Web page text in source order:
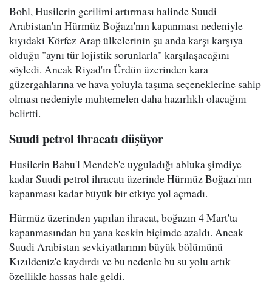
Bohl, Husilerin gerilimi artırması halinde Suudi
Arabistan'ın Hürmüz Boğazı'nın kapanması nedeniyle
kıyıdaki Körfez Arap ülkelerinin şu anda karşı karşıya
olduğu "aynı tür lojistik sorunlarla" karşılaşacağını
söyledi. Ancak Riyad'ın Ürdün üzerinden kara
güzergahlarına ve hava yoluyla taşıma seçeneklerine sahip
olması nedeniyle muhtemelen daha hazırlıklı olacağını
belirtti.
Suudi petrol ihracatı düşüyor
Husilerin Babu'l Mendeb'e uyguladığı abluka şimdiye
kadar Suudi petrol ihracatı üzerinde Hürmüz Boğazı'nın
kapanması kadar büyük bir etkiye yol açmadı.
Hürmüz üzerinden yapılan ihracat, boğazın 4 Mart'ta
kapanmasından bu yana keskin biçimde azaldı. Ancak
Suudi Arabistan sevkiyatlarının büyük bölümünü
Kızıldeniz'e kaydırdı ve bu nedenle bu su yolu artık
özellikle hassas hale geldi.